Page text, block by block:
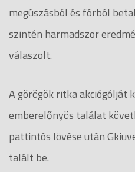
megúszásból és fórból
szintén harmadszor
válaszolt.
A görögök ritka akciógólját
emberelőnyös találat
pattintós lövése után
talált be.